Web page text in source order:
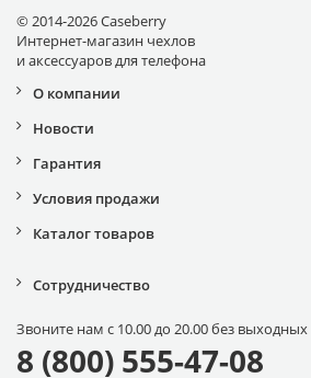
© 2014-2026 Caseberry
Интернет-магазин чехлов
и аксессуаров для телефона
О компании
Новости
Гарантия
Условия продажи
Каталог товаров
Сотрудничество
Звоните нам с 10.00 до 20.00 без выходных
8 (800) 555-47-08